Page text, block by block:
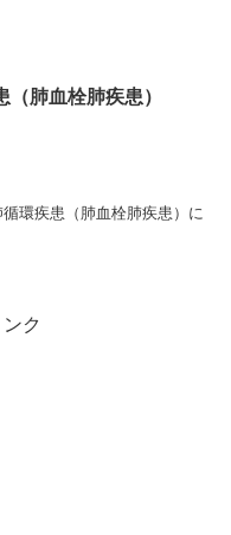
（肺血栓肺疾患）
疾患（肺血栓肺疾患）に
ク